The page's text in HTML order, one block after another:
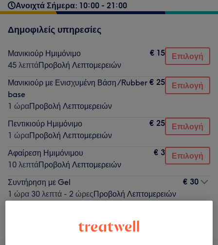
Ανοιχτά Σήμερα: 10:00 - 21:00
Δημοφιλείς υπηρεσίες
Μανικιούρ Ημιμόνιμο
45 λεπτάΠροβολή Λεπτομερειών
€ 15 Επιλογή
Μανικιούρ με Ενισχυμένη Βάση /Rubber
base
1 ώραΠροβολή Λεπτομερειών
€ 25 Επιλογή
Πεντικιούρ Ημιμόνιμο
1 ώραΠροβολή Λεπτομερειών
€ 25 Επιλογή
Αφαίρεση Ημιμόνιμου
10 λεπτάΠροβολή Λεπτομερειών
€ 3 Επιλογή
Συντήρηση με Gel
1 ώρα 30 λεπτά - 2 ώρεςΠροβολή Λεπτομερειών
€ 30
Αναζήτηση υπηρεσιών